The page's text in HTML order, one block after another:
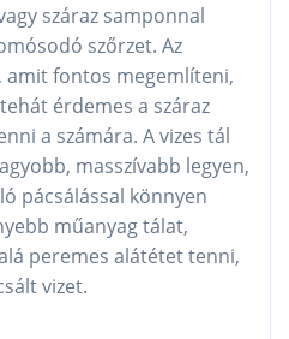
száraz samponnal
szőrzet. Az
amit fontos megemlíteni,
tehát érdemes a száraz
a számára. A vizes tál
masszívabb legyen,
pácsálással könnyen
műanyag tálat,
peremes alátétet tenni,
vizet.